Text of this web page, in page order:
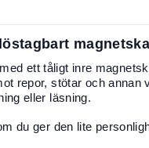
ett tåligt inre
repor, stötar och
eller läsning.
du ger den lite